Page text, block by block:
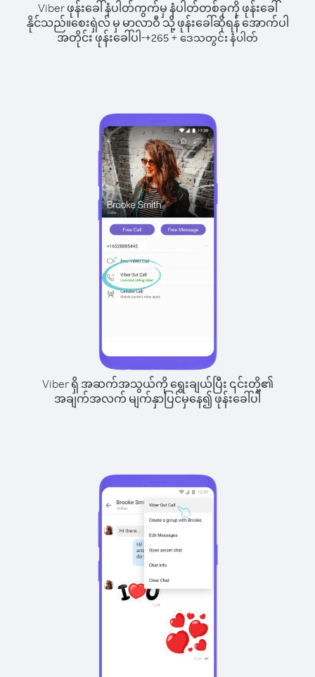
Viber ဖုန်းခေါ်နံပါတ်ကွက်မှ နံပါတ်တစ်ခုကို ဖုန်းခေါ်
နိုင်သည်။စေးရှဲလ် မှ မာလာဝီ သို့ ဖုန်းခေါ်ဆိုရန် အောက်ပါ
အတိုင်း ဖုန်းခေါ်ပါ-+265 + ဒေသတွင်း နံပါတ်
Viber ရှိ အဆက်အသွယ်ကို ရွေးချယ်ပြီး ၎င်းတို့၏
အချက်အလက် မျက်နှာပြင်မှနေ၍ ဖုန်းခေါ်ပါ